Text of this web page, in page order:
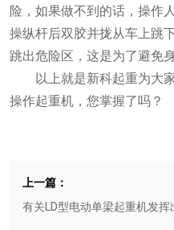
险，如果做不到的话，操作
操纵杆后双胶并拢从车上跳
跳出危险区，这是为了避免
以上就是新科起重为大家
操作起重机，您掌握了吗？
上一篇：
有关LD型电动单梁起重机发挥